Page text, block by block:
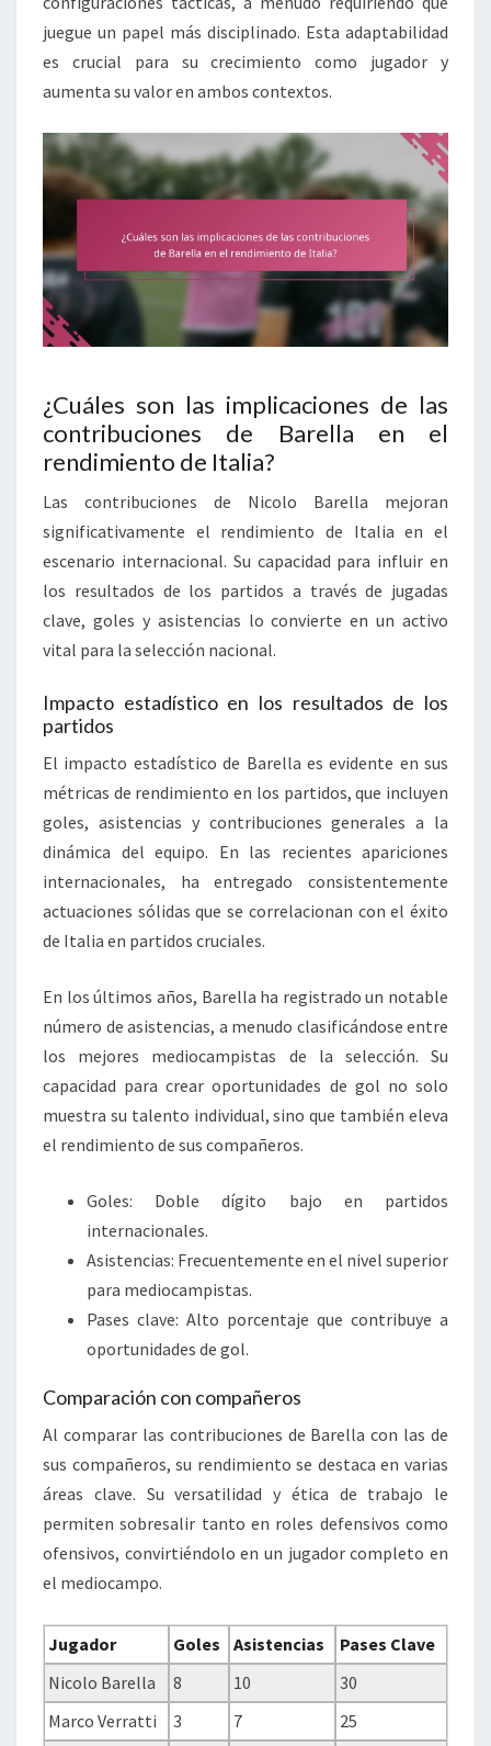
juegue un papel más disciplinado. Esta adaptabilidad
es crucial para su crecimiento como jugador y
aumenta su valor en ambos contextos.
¿Cuáles son las implicaciones de las
contribuciones de Barella en el
rendimiento de Italia?
Las contribuciones de Nicolo Barella mejoran
significativamente el rendimiento de Italia en el
escenario internacional. Su capacidad para influir en
los resultados de los partidos a través de jugadas
clave, goles y asistencias lo convierte en un activo
vital para la selección nacional.
Impacto estadístico en los resultados de los
partidos
El impacto estadístico de Barella es evidente en sus
métricas de rendimiento en los partidos, que incluyen
goles, asistencias y contribuciones generales a la
dinámica del equipo. En las recientes apariciones
internacionales, ha entregado consistentemente
actuaciones sólidas que se correlacionan con el éxito
de Italia en partidos cruciales.
En los últimos años, Barella ha registrado un notable
número de asistencias, a menudo clasificándose entre
los mejores mediocampistas de la selección. Su
capacidad para crear oportunidades de gol no solo
muestra su talento individual, sino que también eleva
el rendimiento de sus compañeros.
Goles: Doble dígito bajo en partidos
internacionales.
Asistencias: Frecuentemente en el nivel superior
para mediocampistas.
Pases clave: Alto porcentaje que contribuye a
oportunidades de gol.
Comparación con compañeros
Al comparar las contribuciones de Barella con las de
sus compañeros, su rendimiento se destaca en varias
áreas clave. Su versatilidad y ética de trabajo le
permiten sobresalir tanto en roles defensivos como
ofensivos, convirtiéndolo en un jugador completo en
el mediocampo.
Jugador Goles Asistencias
Pases Clave
Nicolo Barella
8 10
30
Marco Verratti
3 7
25